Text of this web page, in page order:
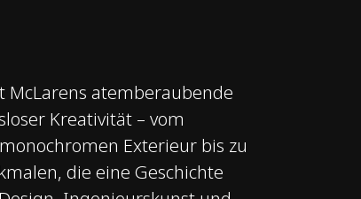
McLarens atemberaubende
Kreativität – vom
Exterieur bis zu
die eine Geschichte